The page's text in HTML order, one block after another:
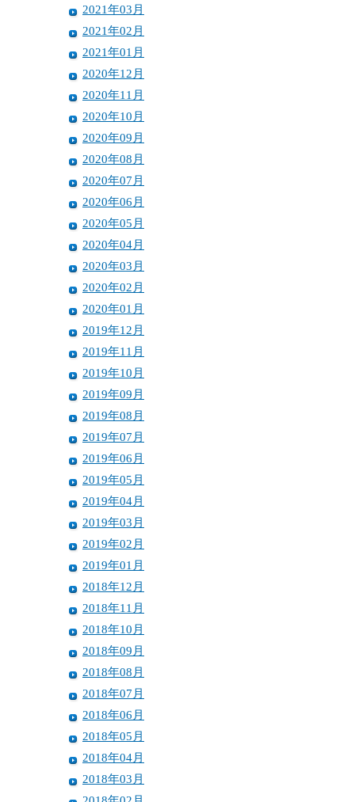
2021年03月
2021年02月
2021年01月
2020年12月
2020年11月
2020年10月
2020年09月
2020年08月
2020年07月
2020年06月
2020年05月
2020年04月
2020年03月
2020年02月
2020年01月
2019年12月
2019年11月
2019年10月
2019年09月
2019年08月
2019年07月
2019年06月
2019年05月
2019年04月
2019年03月
2019年02月
2019年01月
2018年12月
2018年11月
2018年10月
2018年09月
2018年08月
2018年07月
2018年06月
2018年05月
2018年04月
2018年03月